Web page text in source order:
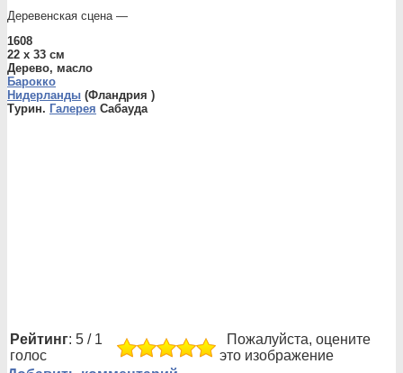
Деревенская сцена —
1608
22 x 33 см
Дерево, масло
Барокко
Нидерланды (Фландрия )
Турин. Галерея Сабауда
Рейтинг: 5 / 1
голос
Пожалуйста, оцените
это изображение